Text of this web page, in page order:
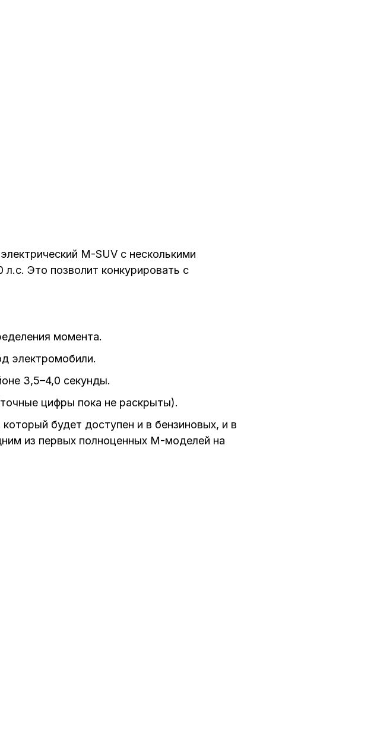
M-SUV с несколькими
Это позволит конкурировать с
момента.
электромобили.
3,5–4,0 секунды.
цифры пока не раскрыты).
будет доступен и в бензиновых, и в
из первых полноценных M-моделей на